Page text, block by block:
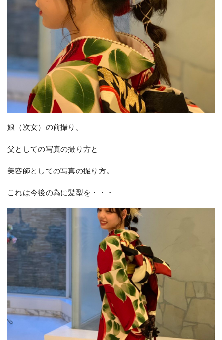
娘（次女）の前撮り。
父としての写真の撮り方と
美容師としての写真の撮り方。
これは今後の為に髪型を・・・